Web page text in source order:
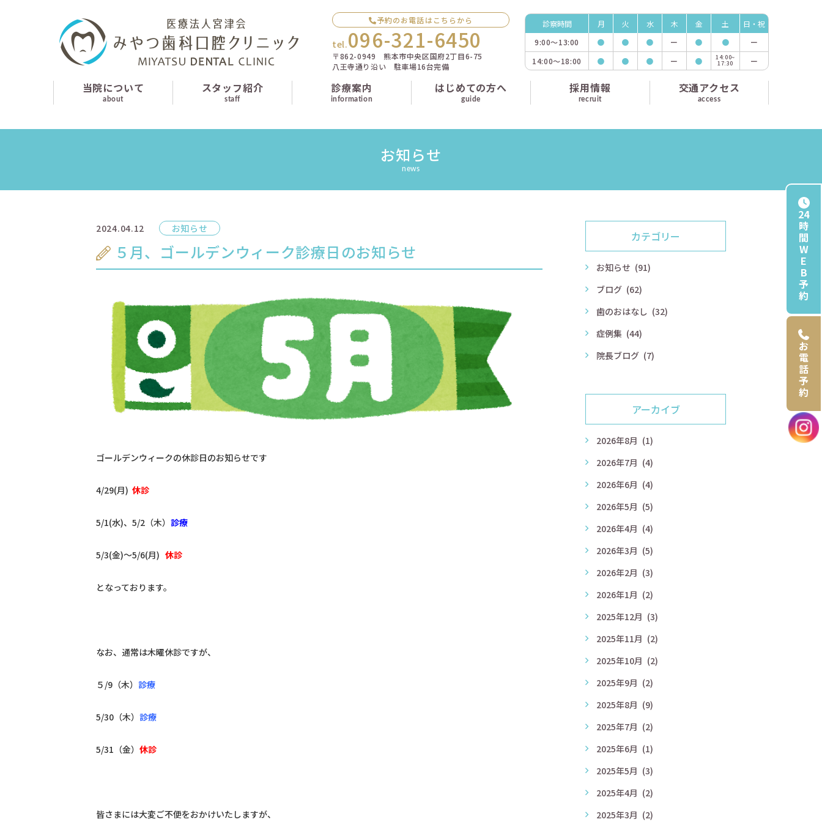
予約のお電話はこちらから
tel.096-321-6450
〒862-0949 熊本市中央区国府2丁目6-75
八王寺通り沿い 駐車場16台完備
診察時間 月 火 水 木 金 土
日・祝
9:00〜13:00 ● ● ● ー ● ●
ー
14:00〜18:00 ● ● ● ー ● 14:00~
17:30 ー
当院について
about
スタッフ紹介
staff
診療案内
information
はじめての方へ
guide
採用情報
recruit
交通アクセス
access
お知らせ
news
2024.04.12 お知らせ
５月、ゴールデンウィーク診療日のお知らせ
ゴールデンウィークの休診日のお知らせです
4/29(月) 休診
5/1(水)、5/2（木） 診療
5/3(金)〜5/6(月) 休診
となっております。
なお、通常は木曜休診ですが、
５/9（木） 診療
5/30（木） 診療
5/31（金） 休診
皆さまには大変ご不便をおかけいたしますが、
カテゴリー
お知らせ (91)
ブログ (62)
歯のおはなし (32)
症例集 (44)
院長ブログ (7)
アーカイブ
2026年8月 (1)
2026年7月 (4)
2026年6月 (4)
2026年5月 (5)
2026年4月 (4)
2026年3月 (5)
2026年2月 (3)
2026年1月 (2)
2025年12月 (3)
2025年11月 (2)
2025年10月 (2)
2025年9月 (2)
2025年8月 (9)
2025年7月 (2)
2025年6月 (1)
2025年5月 (3)
2025年4月 (2)
2025年3月 (2)
24
時
間
W
E
B
予
約
お
電
話
予
約
当院について
スタッフ紹介
予約のお電話はこちらから
tel.096-321-6450
（受付時間：9:00-18:00）